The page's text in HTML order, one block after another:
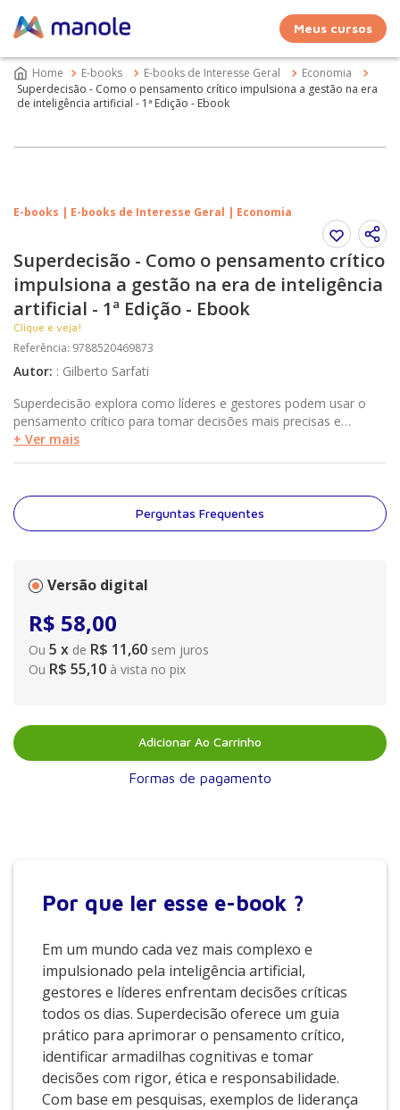
Meus cursos
E-books E-books de Interesse Geral
Economia
Superdecisão - Como o pensamento crítico impulsiona a gestão na era
de inteligência artificial - 1ª Edição - Ebook
E-books | E-books de Interesse Geral | Economia
Superdecisão - Como o pensamento crítico
impulsiona a gestão na era de inteligência
artificial - 1ª Edição - Ebook
Clique e veja!
Referência: 9788520469873
Autor: : Gilberto Sarfati
Superdecisão explora como líderes e gestores podem usar o
pensamento crítico para tomar decisões mais precisas e
responsáveis na era da inteligência artificial. A obra aborda
O autor apresenta estratégias para criar uma cultura de
superdecisão, integrando clareza, rigor e sensibilidade humana,
mesmo diante de incertezas e ambientes multiculturais. Um
+ Ver mais
Perguntas Frequentes
Versão digital
R$ 58,00
Ou 5 x de R$ 11,60 sem juros
Ou R$ 55,10 à vista no pix
Adicionar Ao Carrinho
Formas de pagamento
Por que ler esse e-book ?
Em um mundo cada vez mais complexo e
impulsionado pela inteligência artificial,
gestores e líderes enfrentam decisões críticas
todos os dias. Superdecisão oferece um guia
prático para aprimorar o pensamento crítico,
identificar armadilhas cognitivas e tomar
decisões com rigor, ética e responsabilidade.
Com base em pesquisas, exemplos de liderança